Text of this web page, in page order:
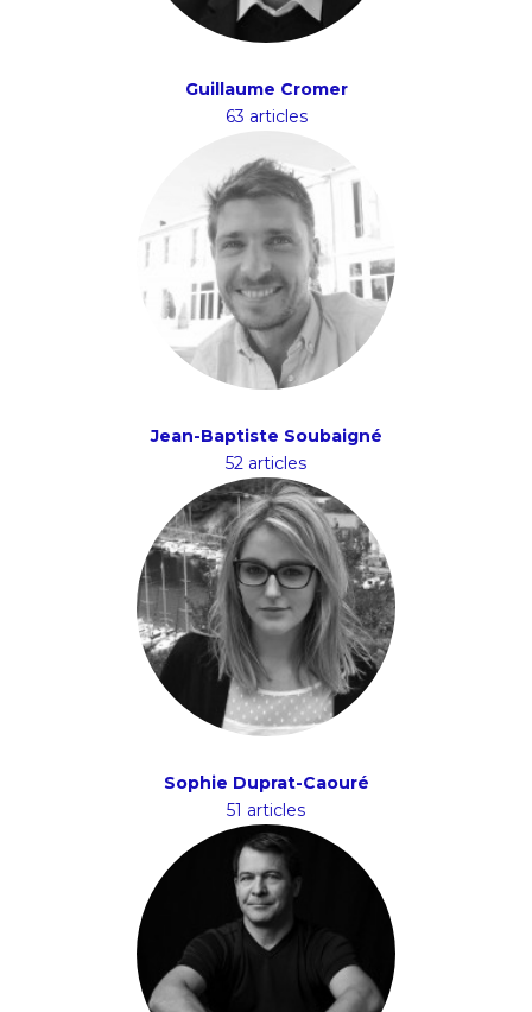
Guillaume Cromer
63 articles
Jean-Baptiste Soubaigné
52 articles
Sophie Duprat-Caouré
51 articles